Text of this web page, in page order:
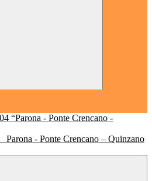
Parona - Ponte Crencano – Quinzano